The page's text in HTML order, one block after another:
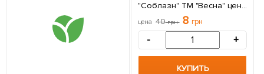
"Соблазн" ТМ "Весна" цена
цена 40грн 8 грн
- +
КУПИТЬ